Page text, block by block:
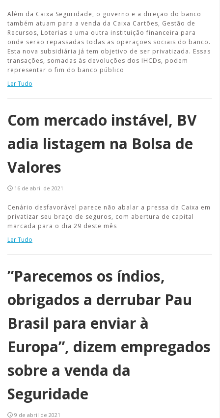
Além da Caixa Seguridade, o governo e a direção do banco
também atuam para a venda da Caixa Cartões, Gestão de
Recursos, Loterias e uma outra instituição financeira para
onde serão repassadas todas as operações sociais do banco.
Esta nova subsidiária já tem objetivo de ser privatizada. Essas
transações, somadas às devoluções dos IHCDs, podem
representar o fim do banco público
Ler Tudo
Com mercado instável, BV
adia listagem na Bolsa de
Valores
16 de abril de 2021
Cenário desfavorável parece não abalar a pressa da Caixa em
privatizar seu braço de seguros, com abertura de capital
marcada para o dia 29 deste mês
Ler Tudo
”Parecemos os índios,
obrigados a derrubar Pau
Brasil para enviar à
Europa”, dizem empregados
sobre a venda da
Seguridade
9 de abril de 2021